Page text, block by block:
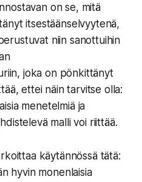
on se, mitä
itsestäänselvyytenä,
niin sanottuihin
joka on pönkittänyt
ettei näin tarvitse olla:
menetelmiä ja
malli voi riittää.
käytännössä tätä:
hyvin monenlaisia